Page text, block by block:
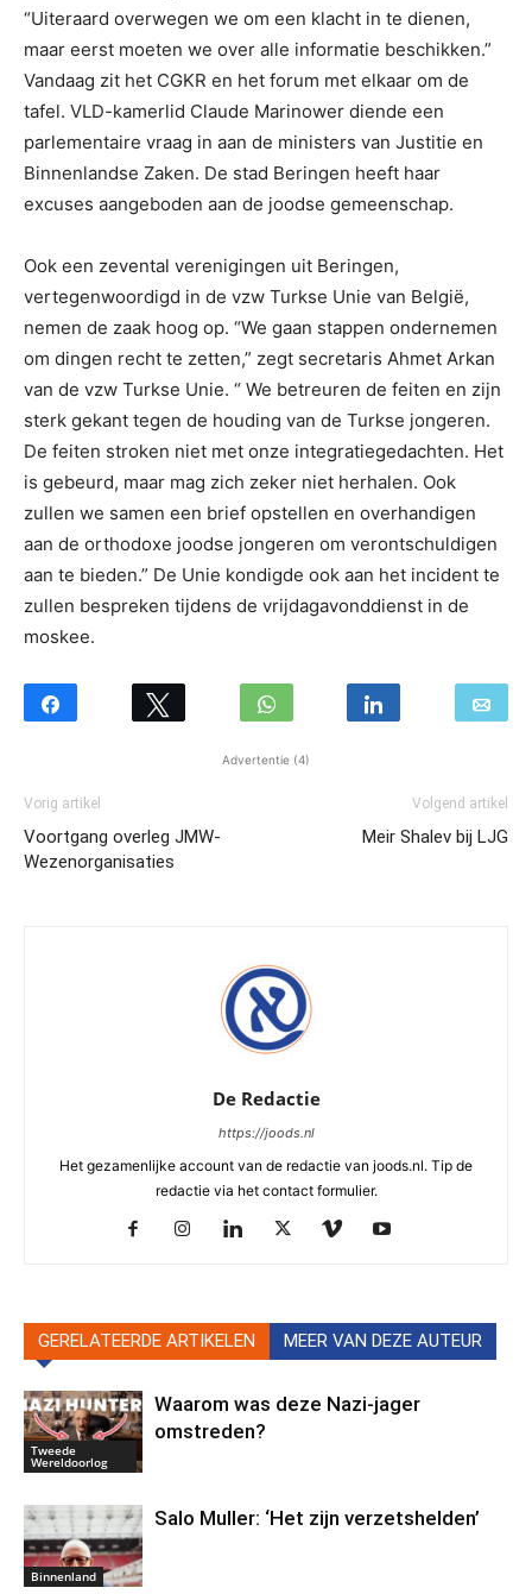
“Uiteraard overwegen we om een klacht in te dienen,
maar eerst moeten we over alle informatie beschikken.”
Vandaag zit het CGKR en het forum met elkaar om de
tafel. VLD-kamerlid Claude Marinower diende een
parlementaire vraag in aan de ministers van Justitie en
Binnenlandse Zaken. De stad Beringen heeft haar
excuses aangeboden aan de joodse gemeenschap.
Ook een zevental verenigingen uit Beringen,
vertegenwoordigd in de vzw Turkse Unie van België,
nemen de zaak hoog op. “We gaan stappen ondernemen
om dingen recht te zetten,” zegt secretaris Ahmet Arkan
van de vzw Turkse Unie. “ We betreuren de feiten en zijn
sterk gekant tegen de houding van de Turkse jongeren.
De feiten stroken niet met onze integratiegedachten. Het
is gebeurd, maar mag zich zeker niet herhalen. Ook
zullen we samen een brief opstellen en overhandigen
aan de orthodoxe joodse jongeren om verontschuldigen
aan te bieden.” De Unie kondigde ook aan het incident te
zullen bespreken tijdens de vrijdagavonddienst in de
moskee.
Advertentie (4)
Vorig artikel
Voortgang overleg JMW-
Wezenorganisaties
Volgend artikel
Meir Shalev bij LJG
De Redactie
https://joods.nl
Het gezamenlijke account van de redactie van joods.nl. Tip de
redactie via het contact formulier.
GERELATEERDE ARTIKELEN MEER VAN DEZE AUTEUR
Tweede
Wereldoorlog
Waarom was deze Nazi-jager
omstreden?
Binnenland
Salo Muller: ‘Het zijn verzetshelden’